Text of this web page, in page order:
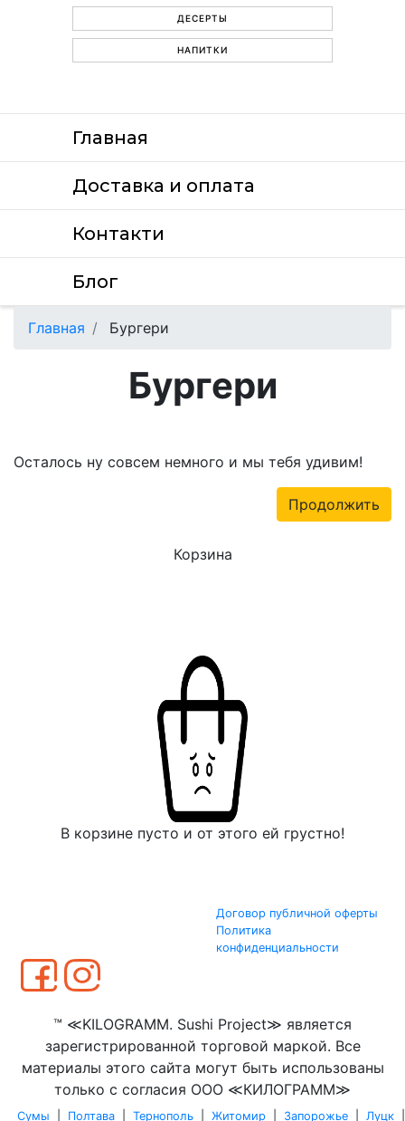
ДЕСЕРТЫ
НАПИТКИ
Главная
Доставка и оплата
Контакти
Блог
Главная Бургери
Бургери
Осталось ну совсем немного и мы тебя удивим!
Продолжить
Корзина
В корзине пусто и от этого ей грустно!
Договор публичной оферты
Политика
конфиденциальности
™ ≪KILOGRAMM. Sushi Project≫ является
зарегистрированной торговой маркой. Все
материалы этого сайта могут быть использованы
только с согласия ООО ≪КИЛОГРАММ≫
Сумы Полтава Тернополь Житомир Запорожье Луцк